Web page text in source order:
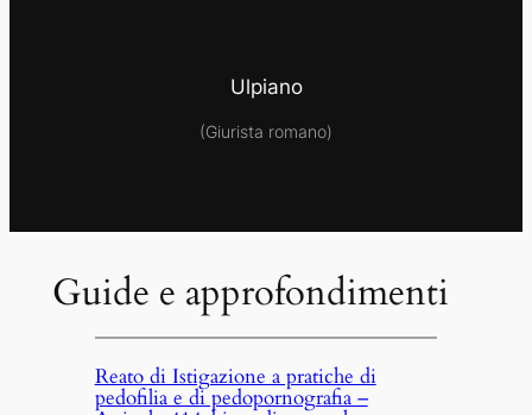
Ulpiano
(Giurista romano)
Guide e approfondimenti
Reato di Istigazione a pratiche di
pedofilia e di pedopornografia –